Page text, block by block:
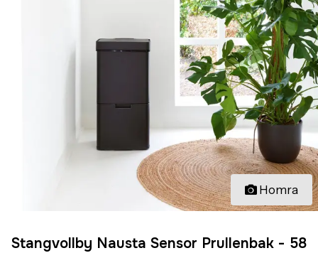
Homra
Stangvollby Nausta Sensor Prullenbak - 58